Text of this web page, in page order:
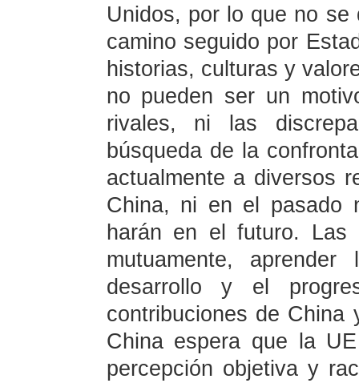
Unidos, por lo que no
camino seguido por
historias, culturas y
no pueden ser un
rivales, ni las
búsqueda de la
actualmente a diversos
China, ni en el pasado
harán en el futuro. Las
mutuamente,
desarrollo y el
contribuciones de
China espera que la
percepción objetiva y